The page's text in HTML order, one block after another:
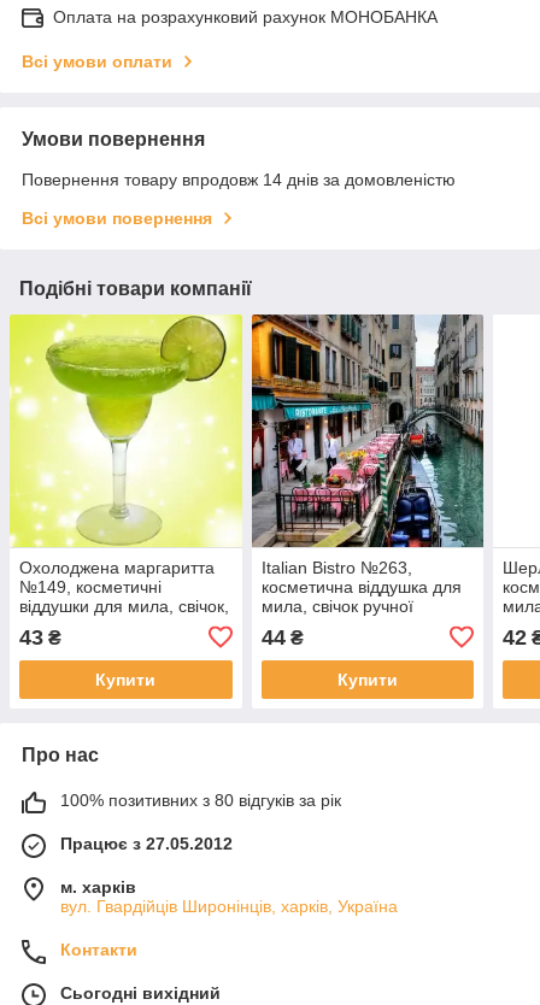
Оплата на розрахунковий рахунок МОНОБАНКА
Всі умови оплати
Умови повернення
Повернення товару впродовж 14 днів за домовленістю
Всі умови повернення
Подібні товари компанії
Охолоджена маргаритта
№149, косметичні
віддушки для мила, свічок,
43 ₴
Купити
Italian Bistro №263,
косметична віддушка для
мила, свічок ручної
роботи, США, ваніль 0%
44₴
Купити
42
Про нас
100% позитивних з 80 відгуків за рік
Працює з 27.05.2012
м. харків
вул. Гвардійців Широнінців, харків, Україна
Контакти
Сьогодні вихідний